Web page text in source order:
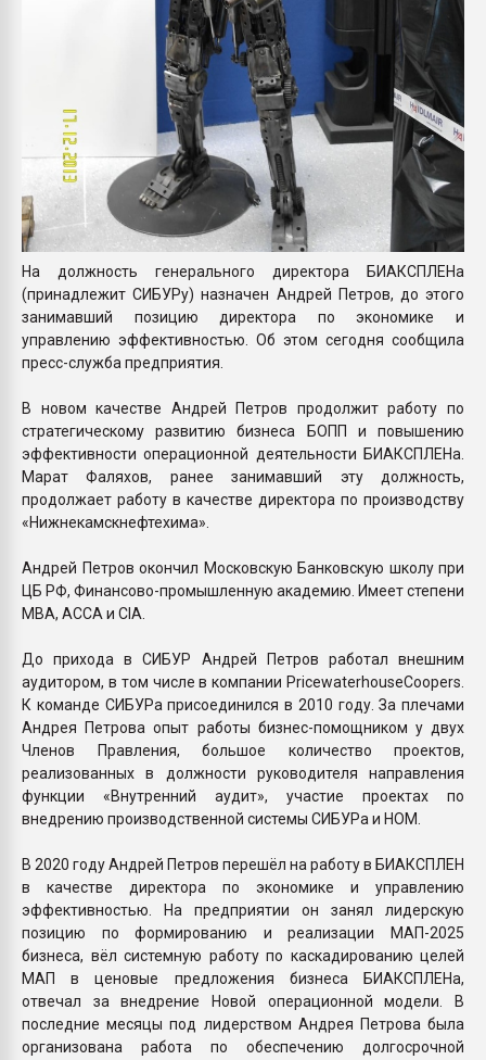
На должность генерального директора БИАКСПЛЕНа
(принадлежит СИБУРу) назначен Андрей Петров, до этого
занимавший позицию директора по экономике и
управлению эффективностью. Об этом сегодня сообщила
пресс-служба предприятия.
В новом качестве Андрей Петров продолжит работу по
стратегическому развитию бизнеса БОПП и повышению
эффективности операционной деятельности БИАКСПЛЕНа.
Марат Фаляхов, ранее занимавший эту должность,
продолжает работу в качестве директора по производству
«Нижнекамскнефтехима».
Андрей Петров окончил Московскую Банковскую школу при
ЦБ РФ, Финансово-промышленную академию. Имеет степени
МВА, АССА и CIA.
До прихода в СИБУР Андрей Петров работал внешним
аудитором, в том числе в компании PricewaterhouseCoopers.
К команде СИБУРа присоединился в 2010 году. За плечами
Андрея Петрова опыт работы бизнес-помощником у двух
Членов Правления, большое количество проектов,
реализованных в должности руководителя направления
функции «Внутренний аудит», участие проектах по
внедрению производственной системы СИБУРа и НОМ.
В 2020 году Андрей Петров перешёл на работу в БИАКСПЛЕН
в качестве директора по экономике и управлению
эффективностью. На предприятии он занял лидерскую
позицию по формированию и реализации МАП-2025
бизнеса, вёл системную работу по каскадированию целей
МАП в ценовые предложения бизнеса БИАКСПЛЕНа,
отвечал за внедрение Новой операционной модели. В
последние месяцы под лидерством Андрея Петрова была
организована работа по обеспечению долгосрочной